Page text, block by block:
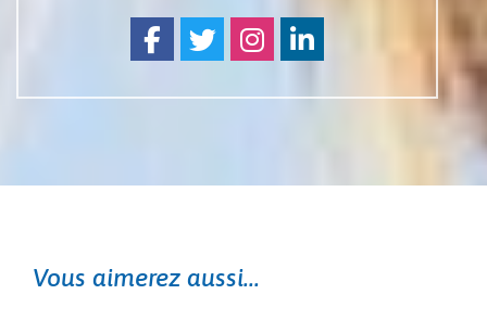
Facebook
TwitterInstagram
Linkedin
Vous aimerez aussi...